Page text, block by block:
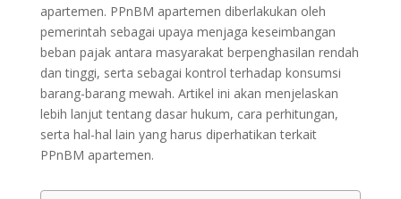
apartemen. PPnBM apartemen diberlakukan oleh
pemerintah sebagai upaya menjaga keseimbangan
beban pajak antara masyarakat berpenghasilan rendah
dan tinggi, serta sebagai kontrol terhadap konsumsi
barang-barang mewah. Artikel ini akan menjelaskan
lebih lanjut tentang dasar hukum, cara perhitungan,
serta hal-hal lain yang harus diperhatikan terkait
PPnBM apartemen.